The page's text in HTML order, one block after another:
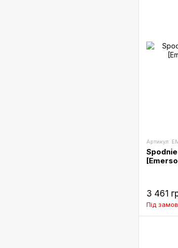
Артикул:
3 461
Під